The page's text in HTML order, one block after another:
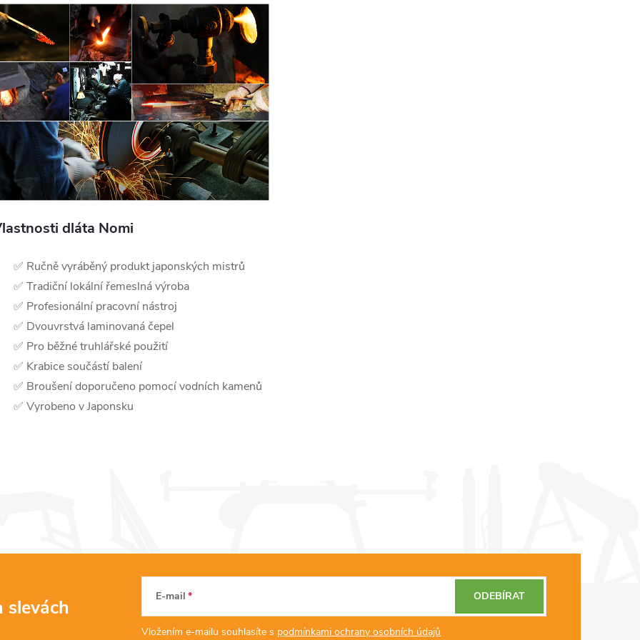
dláta Nomi
✅ Ručně vyráběný produkt japonských mistrů
✅ Tradiční lokální řemeslná výroba
✅ Profesionální pracovní nástroj
✅ Dvouvrstvá laminovaná čepel
✅ Pro běžné truhlářské použití
✅ Krabice součástí balení
✅ Broušení doporučeno pomocí vodních kamenů
✅ Vyrobeno v Japonsku
slevách E-mail
Vložením e-mailu souhlasíte s podmínkami ochrany osobních údajů
ODEBÍRAT